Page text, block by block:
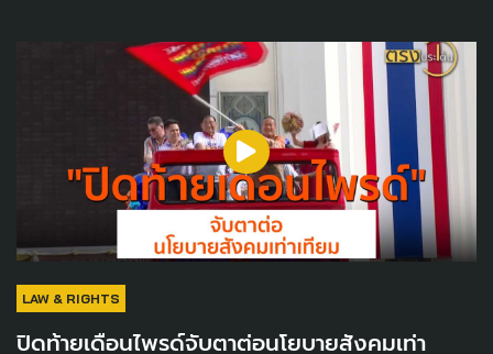
LAW & RIGHTS
ปิดท้ายเดือนไพรด์จับตาต่อนโยบายสังคมเท่า